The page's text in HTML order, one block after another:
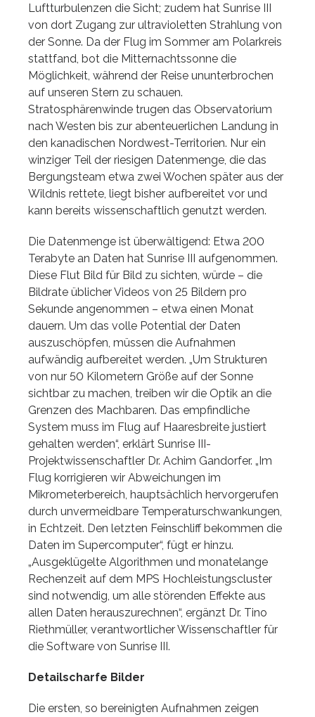
Luftturbulenzen die Sicht; zudem hat Sunrise III
von dort Zugang zur ultravioletten Strahlung von
der Sonne. Da der Flug im Sommer am Polarkreis
stattfand, bot die Mitternachtssonne die
Möglichkeit, während der Reise ununterbrochen
auf unseren Stern zu schauen.
Stratosphärenwinde trugen das Observatorium
nach Westen bis zur abenteuerlichen Landung in
den kanadischen Nordwest-Territorien. Nur ein
winziger Teil der riesigen Datenmenge, die das
Bergungsteam etwa zwei Wochen später aus der
Wildnis rettete, liegt bisher aufbereitet vor und
kann bereits wissenschaftlich genutzt werden.
Die Datenmenge ist überwältigend: Etwa 200
Terabyte an Daten hat Sunrise III aufgenommen.
Diese Flut Bild für Bild zu sichten, würde – die
Bildrate üblicher Videos von 25 Bildern pro
Sekunde angenommen – etwa einen Monat
dauern. Um das volle Potential der Daten
auszuschöpfen, müssen die Aufnahmen
aufwändig aufbereitet werden. „Um Strukturen
von nur 50 Kilometern Größe auf der Sonne
sichtbar zu machen, treiben wir die Optik an die
Grenzen des Machbaren. Das empfindliche
System muss im Flug auf Haaresbreite justiert
gehalten werden“, erklärt Sunrise III-
Projektwissenschaftler Dr. Achim Gandorfer. „Im
Flug korrigieren wir Abweichungen im
Mikrometerbereich, hauptsächlich hervorgerufen
durch unvermeidbare Temperaturschwankungen,
in Echtzeit. Den letzten Feinschliff bekommen die
Daten im Supercomputer“, fügt er hinzu.
„Ausgeklügelte Algorithmen und monatelange
Rechenzeit auf dem MPS Hochleistungscluster
sind notwendig, um alle störenden Effekte aus
allen Daten herauszurechnen“, ergänzt Dr. Tino
Riethmüller, verantwortlicher Wissenschaftler für
die Software von Sunrise III.
Detailscharfe Bilder
Die ersten, so bereinigten Aufnahmen zeigen